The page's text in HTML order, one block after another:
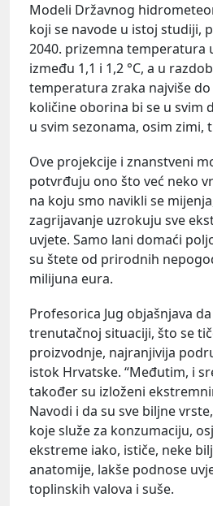
Modeli Državnog
koji se navode u istoj studiji,
2040. prizemna temperatura
između 1,1 i 1,2 °C, a u
temperatura zraka najviše do
količine oborina bi se u svim
u svim sezonama, osim zimi,
Ove projekcije i znanstveni
potvrđuju ono što već neko
na koju smo navikli se
zagrijavanje uzrokuju sve
uvjete. Samo lani domaći
su štete od prirodnih
milijuna eura.
Profesorica Jug objašnjava
trenutačnoj situaciji, što se
proizvodnje, najranjivija
istok Hrvatske. “Međutim, i
također su izloženi
Navodi i da su sve biljne
koje služe za konzumaciju,
ekstreme iako, ističe, neke
anatomije, lakše podnose
toplinskih valova i suše.